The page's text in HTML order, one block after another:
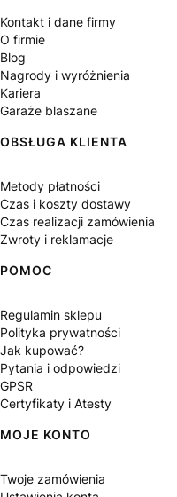
Kontakt i dane firmy
O firmie
Blog
Nagrody i wyróżnienia
Kariera
Garaże blaszane
OBSŁUGA KLIENTA
Metody płatności
Czas i koszty dostawy
Czas realizacji zamówienia
Zwroty i reklamacje
POMOC
Regulamin sklepu
Polityka prywatności
Jak kupować?
Pytania i odpowiedzi
GPSR
Certyfikaty i Atesty
MOJE KONTO
Twoje zamówienia